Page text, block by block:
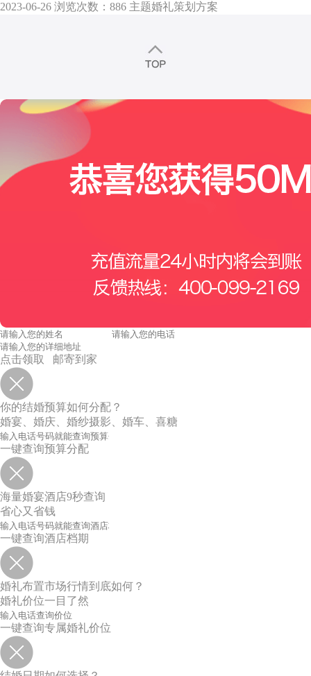
2023-06-26 浏览次数：886 主题婚礼策划方案
点击领取 邮寄到家
你的结婚预算如何分配？
婚宴、婚庆、婚纱摄影、婚车、喜糖
一键查询预算分配
海量婚宴酒店9秒查询
省心又省钱
一键查询酒店档期
婚礼布置市场行情到底如何？
婚礼价位一目了然
一键查询专属婚礼价位